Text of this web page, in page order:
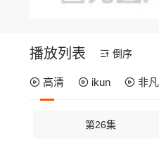
播放列表 倒序
高清 ikun 非凡
第26集